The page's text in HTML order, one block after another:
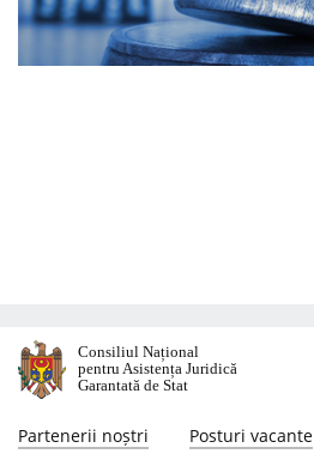
Consiliul Național
pentru Asistența Juridică
Garantată de Stat
Partenerii noștri Posturi vacante